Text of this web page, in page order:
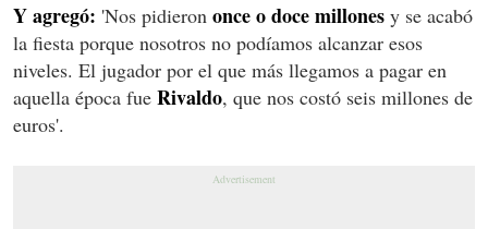
Y agregó: 'Nos pidieron once o doce millones y se acabó
la fiesta porque nosotros no podíamos alcanzar esos
niveles. El jugador por el que más llegamos a pagar en
aquella época fue Rivaldo, que nos costó seis millones de
euros'.